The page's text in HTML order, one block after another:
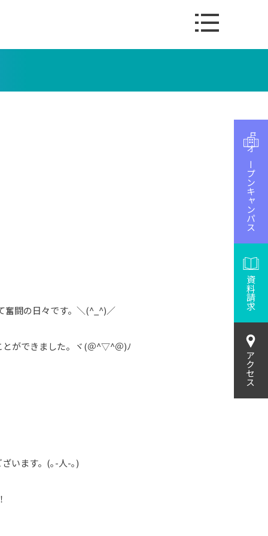
オープンキャンパス
資料請求
アクセス
奮闘の日々です。＼(^_^)／
とができました。ヾ(＠^▽^＠)ﾉ
います。(｡-人-｡)